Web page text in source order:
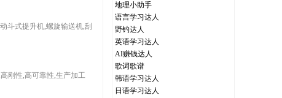
斗式提升机,螺旋输送机,刮
刚性,高可靠性,生产加工
地理小助手
语言学习达人
野钓达人
英语学习达人
AI赚钱达人
歌词歌谱
韩语学习达人
日语学习达人